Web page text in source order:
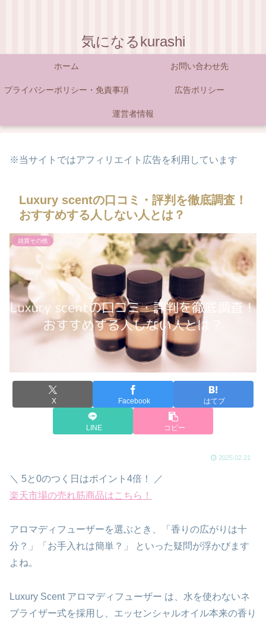
気になるkurashi
ホーム お問い合わせ先
プライバシーポリシー・免責事項 広告ポリシー
運営者情報
※当サイトではアフィリエイト広告を利用しています
Luxury scentの口コミ・評判を徹底調査！
おすすめする人しない人とは？
雑貨その他
X Facebook はてブ
LINE コピー
2025.02.21
＼ 5と0のつく日はポイント4倍！ ／
楽天市場の売れ筋商品はこちら！
アロマディフューザーを選ぶとき、「香りの広がりは十
分？」「お手入れは簡単？」 といった疑問が浮かびます
よね。
Luxury Scent アロマディフューザー は、水を使わないネ
ブライザー式を採用し、エッセンシャルオイル本来の香り